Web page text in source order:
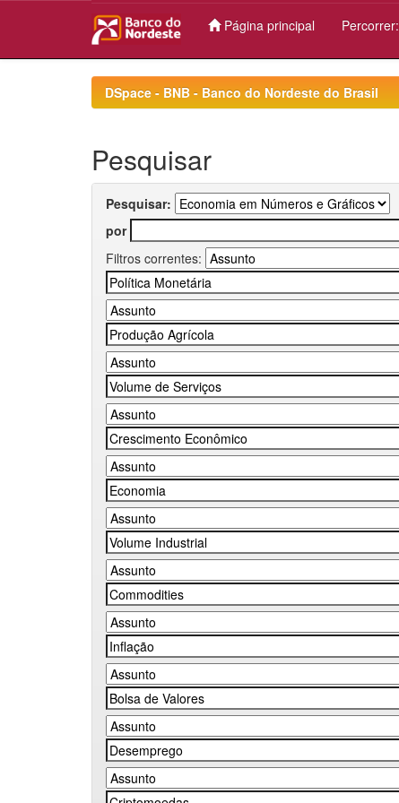
Página principal Percorrer:
DSpace - BNB - Banco do Nordeste do Brasil
Pesquisar
Pesquisar:
por
Filtros correntes: